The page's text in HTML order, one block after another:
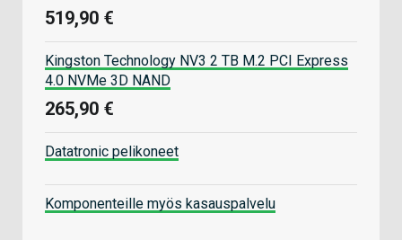
519,90 €
Kingston Technology NV3 2 TB M.2 PCI Express
4.0 NVMe 3D NAND
265,90 €
Datatronic pelikoneet
Komponenteille myös kasauspalvelu